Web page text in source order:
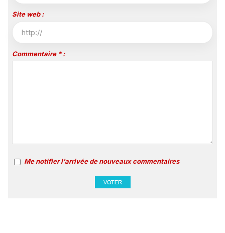
Site web :
Commentaire * :
Me notifier l'arrivée de nouveaux commentaires